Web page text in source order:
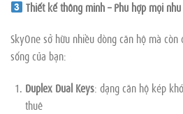
Thiết kế thông minh – Phù hợp mọi
SkyOne sở hữu nhiều dòng căn hộ mà
sống của bạn:
Duplex Dual Keys: dạng căn hộ kép
thuê